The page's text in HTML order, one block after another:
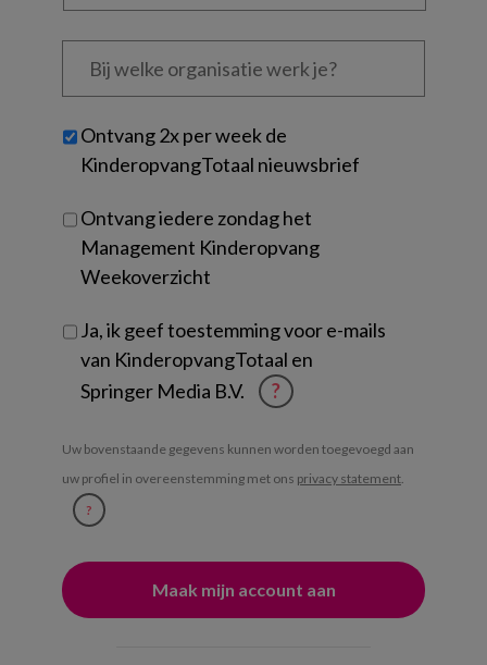
Bij
welke
je?
Untitled
Ontvang 2x per week de
KinderopvangTotaal nieuwsbrief
Ontvang iedere zondag het
Management Kinderopvang
Weekoverzicht
Ja, ik geef toestemming voor e-mails
van KinderopvangTotaal en
Springer Media B.V.
?
Uw bovenstaande gegevens kunnen worden toegevoegd aan
uw profiel in overeenstemming met ons privacy statement.
?